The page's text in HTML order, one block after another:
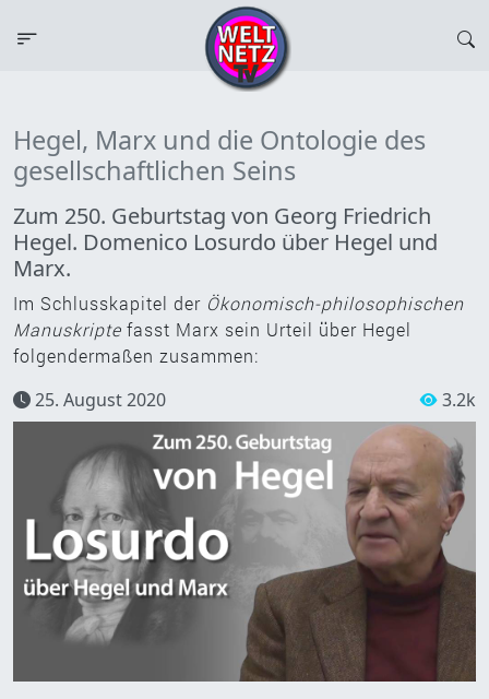
Hegel, Marx und die Ontologie des
gesellschaftlichen Seins
Zum 250. Geburtstag von Georg Friedrich
Hegel. Domenico Losurdo über Hegel und
Marx.
Im Schlusskapitel der Ökonomisch-philosophischen
Manuskripte fasst Marx sein Urteil über Hegel
folgendermaßen zusammen:
25. August 2020 3.2k